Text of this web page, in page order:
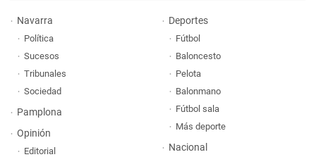
Navarra
Política
Sucesos
Tribunales
Sociedad
Pamplona
Opinión
Editorial
Deportes
Fútbol
Baloncesto
Pelota
Balonmano
Fútbol sala
Más deporte
Nacional